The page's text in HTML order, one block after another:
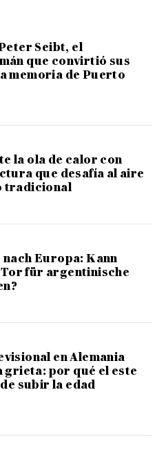
Seibt, el
que convirtió sus
memoria de Puerto
la ola de calor con
que desafía al aire
tradicional
nach Europa: Kann
für argentinische
en Alemania
grieta: por qué el este
subir la edad